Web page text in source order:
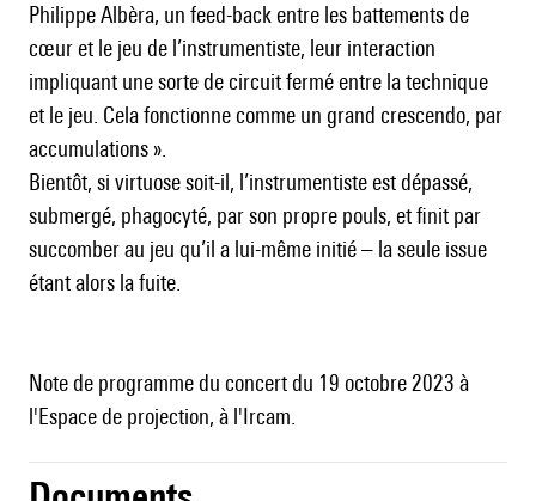
Philippe Albèra, un feed-back entre les battements de
cœur et le jeu de l’instrumentiste, leur interaction
impliquant une sorte de circuit fermé entre la technique
et le jeu. Cela fonctionne comme un grand crescendo, par
accumulations ».
Bientôt, si virtuose soit-il, l’instrumentiste est dépassé,
submergé, phagocyté, par son propre pouls, et finit par
succomber au jeu qu’il a lui-même initié – la seule issue
étant alors la fuite.
Note de programme du concert du 19 octobre 2023 à
l'Espace de projection, à l'Ircam.